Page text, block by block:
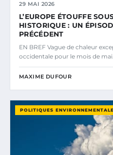
29 MAI 2026
L’EUROPE ÉTOUFFE
HISTORIQUE : UN
PRÉCÉDENT
EN BREF Vague de chaleur
occidentale pour le mois de mai.
MAXIME DUFOUR
POLITIQUES